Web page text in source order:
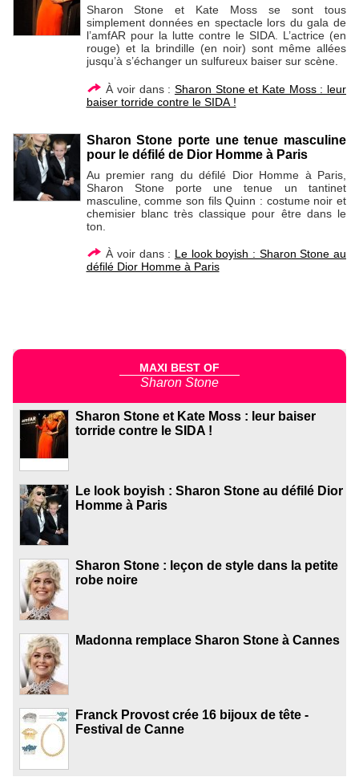
Sharon Stone et Kate Moss se sont tous
simplement données en spectacle lors du gala de
l’amfAR pour la lutte contre le SIDA. L’actrice (en
rouge) et la brindille (en noir) sont même allées
jusqu’à s’échanger un sulfureux baiser sur scène.
À voir dans : Sharon Stone et Kate Moss : leur
baiser torride contre le SIDA !
Sharon Stone porte une tenue masculine
pour le défilé de Dior Homme à Paris
Au premier rang du défilé Dior Homme à Paris,
Sharon Stone porte une tenue un tantinet
masculine, comme son fils Quinn : costume noir et
chemisier blanc très classique pour être dans le
ton.
À voir dans : Le look boyish : Sharon Stone au
défilé Dior Homme à Paris
MAXI BEST OF
Sharon Stone
Sharon Stone et Kate Moss : leur baiser
torride contre le SIDA !
Le look boyish : Sharon Stone au défilé Dior
Homme à Paris
Sharon Stone : leçon de style dans la petite
robe noire
Madonna remplace Sharon Stone à Cannes
Franck Provost crée 16 bijoux de tête -
Festival de Canne